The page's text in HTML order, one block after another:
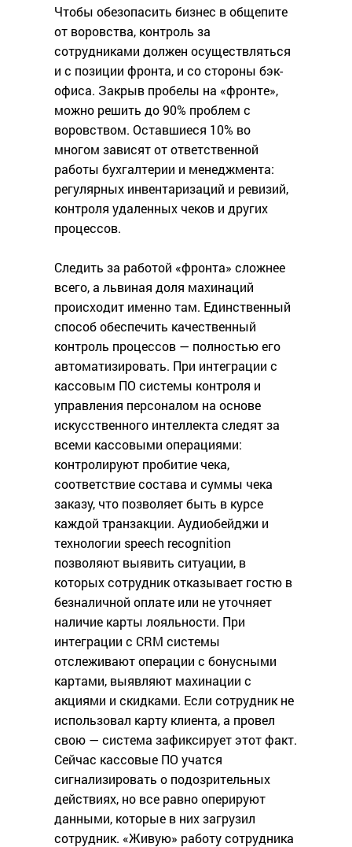
Чтобы обезопасить бизнес в общепите
от воровства, контроль за
сотрудниками должен осуществляться
и с позиции фронта, и со стороны бэк-
офиса. Закрыв пробелы на «фронте»,
можно решить до 90% проблем с
воровством. Оставшиеся 10% во
многом зависят от ответственной
работы бухгалтерии и менеджмента:
регулярных инвентаризаций и ревизий,
контроля удаленных чеков и других
процессов.
Следить за работой «фронта» сложнее
всего, а львиная доля махинаций
происходит именно там. Единственный
способ обеспечить качественный
контроль процессов — полностью его
автоматизировать. При интеграции с
кассовым ПО системы контроля и
управления персоналом на основе
искусственного интеллекта следят за
всеми кассовыми операциями:
контролируют пробитие чека,
соответствие состава и суммы чека
заказу, что позволяет быть в курсе
каждой транзакции. Аудиобейджи и
технологии speech recognition
позволяют выявить ситуации, в
которых сотрудник отказывает гостю в
безналичной оплате или не уточняет
наличие карты лояльности. При
интеграции с CRM системы
отслеживают операции с бонусными
картами, выявляют махинации с
акциями и скидками. Если сотрудник не
использовал карту клиента, а провел
свою — система зафиксирует этот факт.
Сейчас кассовые ПО учатся
сигнализировать о подозрительных
действиях, но все равно оперируют
данными, которые в них загрузил
сотрудник. «Живую» работу сотрудника